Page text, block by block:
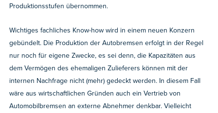
Produktionsstufen übernommen.
Wichtiges fachliches Know-how wird in einem neuen Konzern
gebündelt. Die Produktion der Autobremsen erfolgt in der Regel
nur noch für eigene Zwecke, es sei denn, die Kapazitäten aus
dem Vermögen des ehemaligen Zulieferers können mit der
internen Nachfrage nicht (mehr) gedeckt werden. In diesem Fall
wäre aus wirtschaftlichen Gründen auch ein Vertrieb von
Automobilbremsen an externe Abnehmer denkbar. Vielleicht